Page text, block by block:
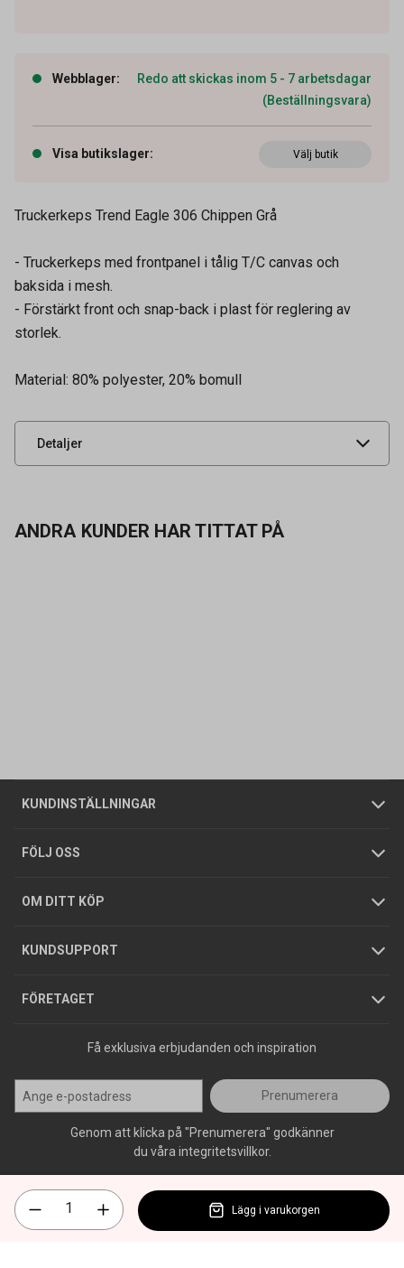
Webblager:
Redo att skickas inom 5 - 7 arbetsdagar
(Beställningsvara)
Visa butikslager: Välj butik
Truckerkeps Trend Eagle 306 Chippen Grå
- Truckerkeps med frontpanel i tålig T/C canvas och
baksida i mesh.
- Förstärkt front och snap-back i plast för reglering av
storlek.
Material: 80% polyester, 20% bomull
Detaljer
Leverantörens
UNSPSC 53102503
ANDRA KUNDER HAR TITTAT PÅ
KUNDINSTÄLLNINGAR
Företagskund / Privatkund
FÖLJ OSS
OM DITT KÖP
Allmänna försäljningsvillkor
Integritetspolicy
GDPR
KUNDSUPPORT
Butiker
Foldrar och kataloger
Köpguider
Varumärken
FÖRETAGET
Om oss
Tjänster
Hållbarhet
Jobba hos oss
Press
Få exklusiva erbjudanden och inspiration
Prenumerera
Genom att klicka på "Prenumerera" godkänner
du våra integritetsvillkor.
Lägg i varukorgen